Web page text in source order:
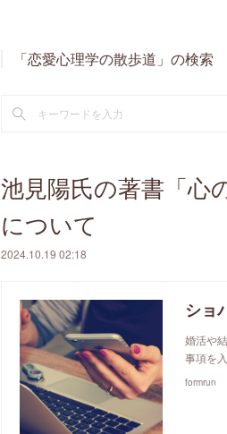
「恋愛心理学の散歩道」の検索
池見陽氏の著書「心
について
2024.10.19 02:18
ショ
婚活や
事項を
formrun